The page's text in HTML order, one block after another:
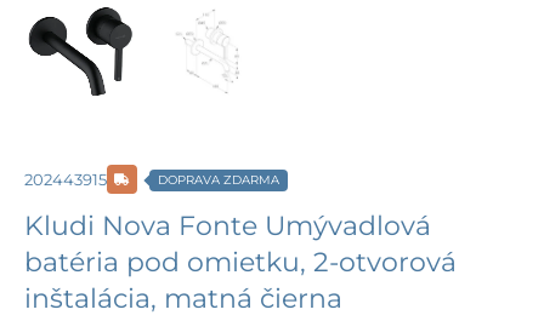
202443915 DOPRAVA ZDARMA
Kludi Nova Fonte Umývadlová
batéria pod omietku, 2-otvorová
inštalácia, matná čierna